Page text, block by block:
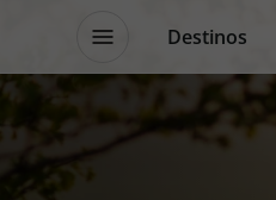
Destinos
Promoções